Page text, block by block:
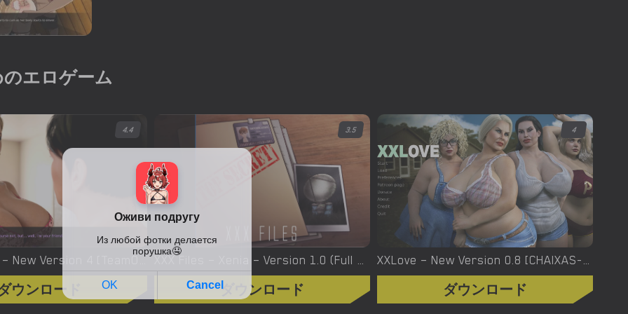
エロゲーム
4.4
Yes, We Are – New Version 4 [TeamOfOne]
ウンロード
3.5
XXX Files – Xenia – Version 1.0 (Full Game) [FutaDomWorld]
ダウンロード
4
XXLove – New Version 0.8 [CHAIXAS-GAMES]
ダウンロード